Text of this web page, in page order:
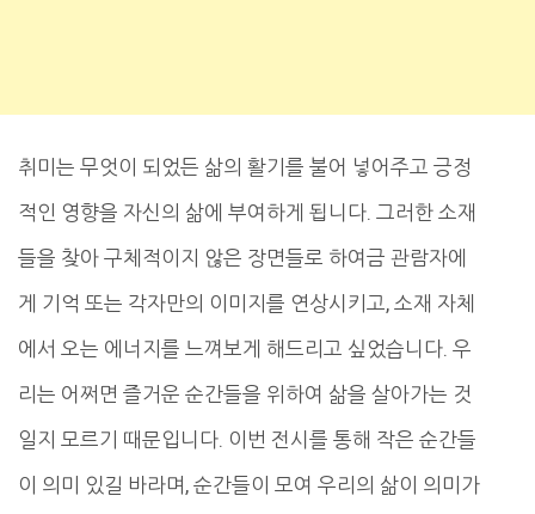
취미는 무엇이 되었든 삶의 활기를 불어 넣어주고 긍정
적인 영향을 자신의 삶에 부여하게 됩니다. 그러한 소재
들을 찾아 구체적이지 않은 장면들로 하여금 관람자에
게 기억 또는 각자만의 이미지를 연상시키고, 소재 자체
에서 오는 에너지를 느껴보게 해드리고 싶었습니다. 우
리는 어쩌면 즐거운 순간들을 위하여 삶을 살아가는 것
일지 모르기 때문입니다. 이번 전시를 통해 작은 순간들
이 의미 있길 바라며, 순간들이 모여 우리의 삶이 의미가